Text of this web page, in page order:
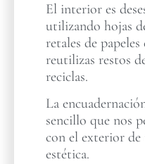
El interior es
utilizando hojas
retales de
reutilizas restos
reciclas.
La
sencillo que nos
con el exterior de
estética.